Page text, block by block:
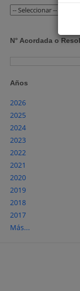
N° Acordada o
Años
2026
2025
2024
2023
2022
2021
2020
2019
2018
2017
Más...